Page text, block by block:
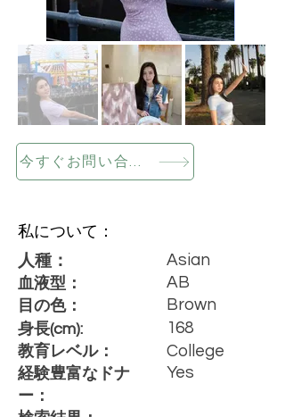
私について：
人種：
血液型：
目の色：
身長(cm):
教育レベル：
経験豊富なドナ
ー：
Asian
AB
Brown
168
College
Yes